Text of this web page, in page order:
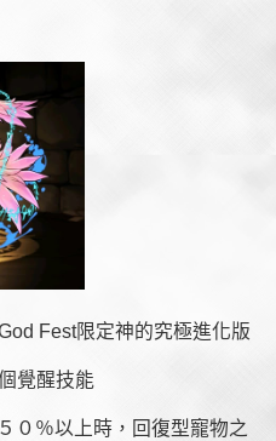
Fest限定神的究極進化版
覺醒技能
０％以上時，回復型寵物之